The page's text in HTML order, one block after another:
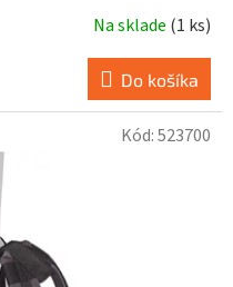
Na sklade (1 ks)
Do košíka
Kód:523700